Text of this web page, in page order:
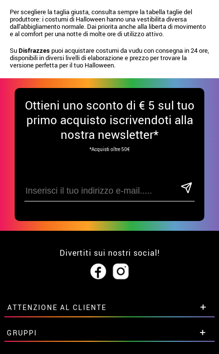
Per scegliere la taglia giusta, consulta sempre la tabella taglie del
produttore: i costumi di Halloween hanno una vestibilita diversa
dall'abbigliamento normale. Dai priorita anche alla liberta di movimento
e al comfort per una notte di molte ore di utilizzo attivo.
SuDisfrazzespuoi acquistare costumi da vudu con consegna in 24 ore,
disponibili in diversi livelli di elaborazione e prezzo per trovare la
versione perfetta per il tuo Halloween.
Ottieni uno sconto di € 5 sul tuo
primo acquisto iscrivendoti alla
nostra newsletter*
*Acquisti oltre 50€
Divertiti sui nostri social!
ATTENZIONE AL CLIENTE
• Su di noi
• Condizioni di vendita
GRUPPI